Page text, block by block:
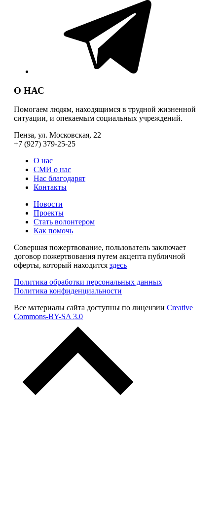
О НАС
Помогаем людям, находящимся в трудной жизненной
ситуации, и опекаемым социальных учреждений.
Пенза, ул. Московская, 22
+7 (927) 379-25-25
О нас
СМИ о нас
Нас благодарят
Контакты
Новости
Проекты
Стать волонтером
Как помочь
Совершая пожертвование, пользователь заключает
договор пожертвования путем акцепта публичной
оферты, который находится здесь
Политика обработки персональных данных
Политика конфиденциальности
Все материалы сайта доступны по лицензии Creative
Commons-BY-SA 3.0